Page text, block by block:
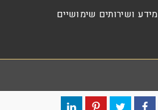
מידע ושירותים שימושיים